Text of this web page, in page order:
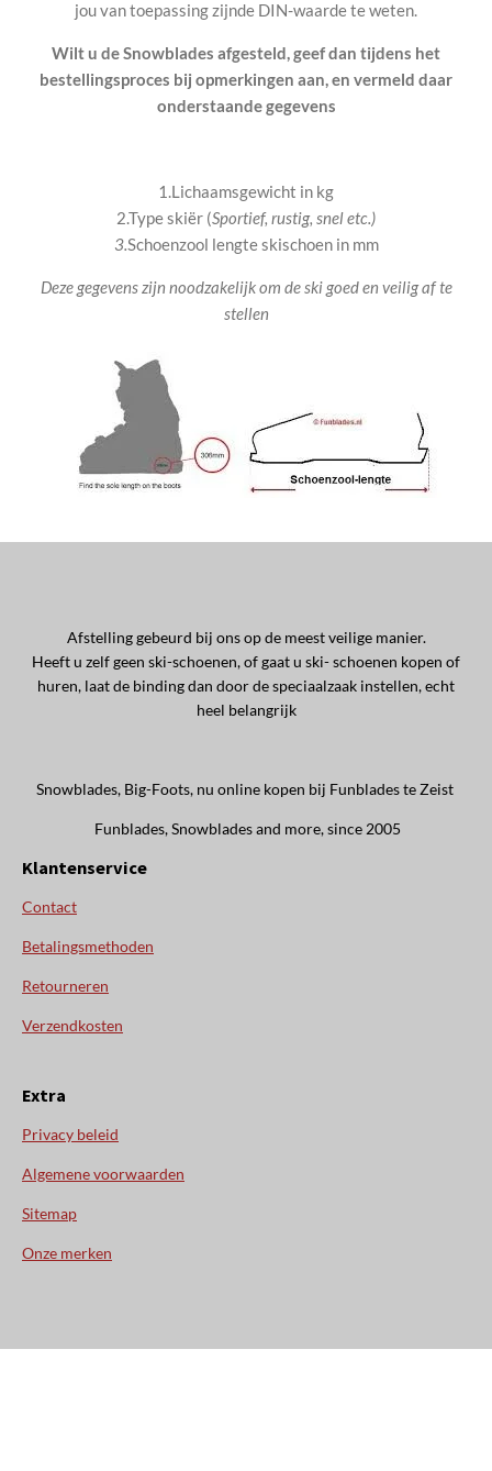
jou van toepassing zijnde DIN-waarde te weten.
Wilt u de Snowblades afgesteld, geef dan tijdens het
bestellingsproces bij opmerkingen aan, en vermeld daar
onderstaande gegevens
1.Lichaamsgewicht in kg
2.Type skiër (Sportief, rustig, snel etc.)
3.Schoenzool lengte skischoen in mm
Deze gegevens zijn noodzakelijk om de ski goed en veilig af te
stellen
Afstelling gebeurd bij ons op de meest veilige manier.
Heeft u zelf geen ski-schoenen, of gaat u ski- schoenen kopen of
huren, laat de binding dan door de speciaalzaak instellen, echt
heel belangrijk
Snowblades, Big-Foots, nu online kopen bij Funblades te Zeist
Funblades, Snowblades and more, since 2005
Klantenservice
Contact
Betalingsmethoden
Retourneren
Verzendkosten
Extra
Privacy beleid
Algemene voorwaarden
Sitemap
Onze merken